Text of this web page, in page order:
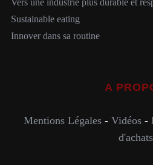
Vers une industrie plus durable et
Sustainable eating
Innover dans sa routine
A
Mentions Légales- Vidéos-
d'achats